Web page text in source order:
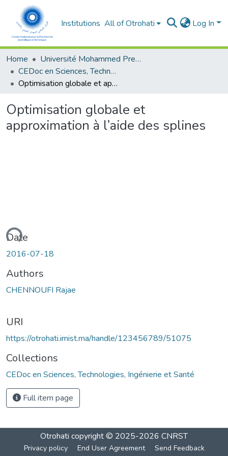
Institutions All of Otrohati Log In
Home
Université Mohammed Premier - Oujda
CEDoc en Sciences, Technologies, Ingénierie et Santé
Optimisation globale et approximation à l’aide des splines
Optimisation globale et
approximation à l’aide des splines
Date
2016-07-18
Authors
CHENNOUFI Rajae
URI
https://otrohati.imist.ma/handle/123456789/51075
Collections
CEDoc en Sciences, Technologies, Ingénierie et Santé
Full item page
Otrohati copyright © 2025-2026 CNRST
Privacy policy End User Agreement Send Feedback